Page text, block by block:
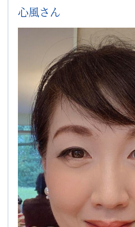
心風さん